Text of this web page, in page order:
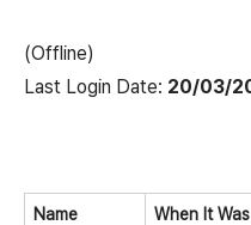
(Offline)
Last Login Date: 20/03/
Name When It